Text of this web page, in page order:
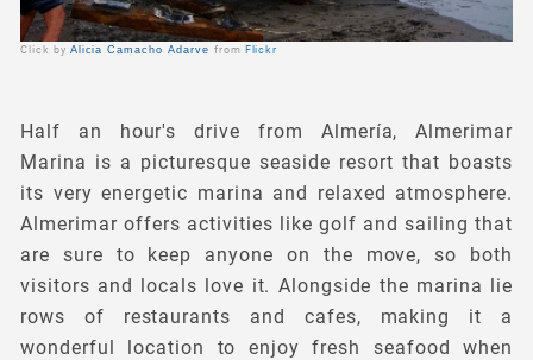
Click by Alicia Camacho Adarve from Flickr
Half an hour's drive from Almería, Almerimar
Marina is a picturesque seaside resort that boasts
its very energetic marina and relaxed atmosphere.
Almerimar offers activities like golf and sailing that
are sure to keep anyone on the move, so both
visitors and locals love it. Alongside the marina lie
rows of restaurants and cafes, making it a
wonderful location to enjoy fresh seafood when